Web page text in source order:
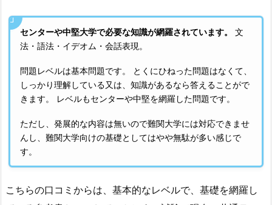
センターや中堅大学で必要な知識が網羅されています。
文
法・語法・イデオム・会話表現。
問題レベルは基本問題です。 とくにひねった問題はなくて、
しっかり理解している又は、知識があるなら答えることがで
きます。 レベルもセンターや中堅を網羅した問題です。
ただし、発展的な内容は無いので難関大学には対応できませ
んし、難関大学向けの基礎としてはやや無駄が多い感じで
す。
こちらの口コミからは、基本的なレベルで、基礎を網羅し